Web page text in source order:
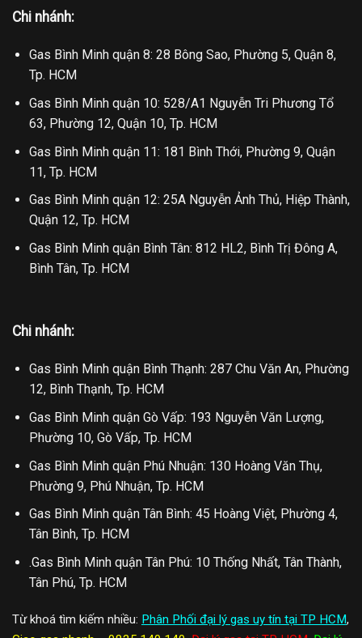
Chi nhánh:
Gas Bình Minh quận 8: 28 Bông Sao, Phường 5, Quận 8,
Tp. HCM
Gas Bình Minh quận 10: 528/A1 Nguyễn Tri Phương Tổ
63, Phường 12, Quận 10, Tp. HCM
Gas Bình Minh quận 11: 181 Bình Thới, Phường 9, Quận
11, Tp. HCM
Gas Bình Minh quận 12: 25A Nguyễn Ảnh Thủ, Hiệp Thành,
Quận 12, Tp. HCM
Gas Bình Minh quận Bình Tân: 812 HL2, Bình Trị Đông A,
Bình Tân, Tp. HCM
Chi nhánh:
Gas Bình Minh quận Bình Thạnh: 287 Chu Văn An, Phường
12, Bình Thạnh, Tp. HCM
Gas Bình Minh quận Gò Vấp: 193 Nguyễn Văn Lượng,
Phường 10, Gò Vấp, Tp. HCM
Gas Bình Minh quận Phú Nhuận: 130 Hoàng Văn Thụ,
Phường 9, Phú Nhuận, Tp. HCM
Gas Bình Minh quận Tân Bình: 45 Hoàng Việt, Phường 4,
Tân Bình, Tp. HCM
.Gas Bình Minh quận Tân Phú: 10 Thống Nhất, Tân Thành,
Tân Phú, Tp. HCM
Từ khoá tìm kiếm nhiều: Phân Phối đại lý gas uy tín tại TP HCM,